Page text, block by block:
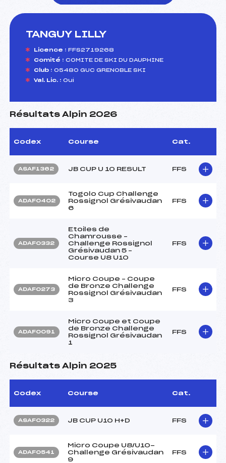
TANGUY LILLY
Licence : FFS2719268
Comité : COMITE DE SKI DU DAUPHINE
Club : 05480 GUC GRENOBLE SKI
Val. Lic. : Oui
Résultats Alpin 2026
Codex Course Cat.
ASAF1362 JB CUP U 10 RESULT FFS
ADAF0402
Togolo Cup Challenge
Rossignol Grésivaudan
6
FFS
ADAF0332
Etoiles de
Chamrousse –
Challenge Rossignol
Grésivaudan 5 –
Course U8 U10
FFS
ADAF0273
Micro Coupe – Coupe
de Bronze Challenge
Rossignol Grésivaudan
3
FFS
ADAF0091
Micro Coupe et Coupe
de Bronze Challenge
Rossignol Grésivaudan
1
FFS
Résultats Alpin 2025
Codex Course Cat.
ASAF0322 JB CUP U10 H+D FFS
ADAF0541
Micro Coupe U8/U10-
Challenge Grésivaudan
9
FFS